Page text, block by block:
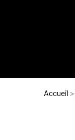
Accueil >